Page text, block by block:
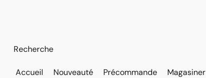
Accueil Nouveauté Précommande Magasiner